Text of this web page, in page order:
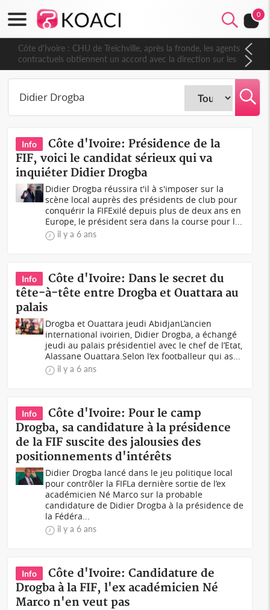
0
Côte d'Ivoire : CHU de Treichville, après la fronde, les agents
contractuels obtiennent un accord avec la direction sur les
arriérés du SMIG 2023
Info
Côte d'Ivoire: Présidence de la
FIF, voici le candidat sérieux qui va
inquiéter Didier Drogba
Didier Drogba réussira t'il à s'imposer sur la
scène local auprès des présidents de club pour
conquérir la FIFExilé depuis plus de deux ans en
Europe, le président sera dans la course pour l...
il y a 6 ans
Info
Côte d'Ivoire: Dans le secret du
tête-à-tête entre Drogba et Ouattara au
palais
Drogba et Ouattara jeudi AbidjanL’ancien
international ivoirien, Didier Drogba, a échangé
jeudi au palais présidentiel avec le chef de l’Etat,
Alassane Ouattara.Selon l’ex footballeur qui as...
il y a 6 ans
Info
Côte d'Ivoire: Pour le camp
Drogba, sa candidature à la présidence
de la FIF suscite des jalousies des
positionnements d'intérêts
Didier Drogba lancé dans le jeu politique local
pour contrôler la FIFLa dernière sortie de l’ex
académicien Né Marco sur la probable
candidature de Didier Drogba à la présidence de
la Fédéra...
il y a 6 ans
Info
Côte d'Ivoire: Candidature de
Drogba à la FIF, l'ex académicien Né
Marco n'en veut pas